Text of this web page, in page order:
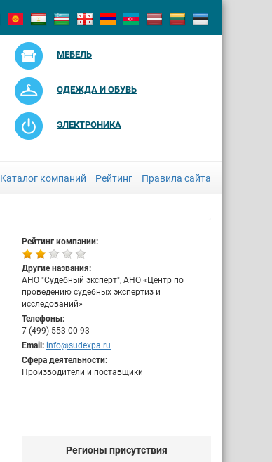
МЕБЕЛЬ
ОДЕЖДА И ОБУВЬ
ЭЛЕКТРОНИКА
Каталог компаний Рейтинг Правила сайта
Рейтинг компании:
Другие названия:
АНО "Судебный эксперт", АНО «Центр по
проведению судебных экспертиз и
исследований»
Телефоны:
7 (499) 553-00-93
Email: info@sudexpa.ru
Сфера деятельности:
Производители и поставщики
Регионы присутствия